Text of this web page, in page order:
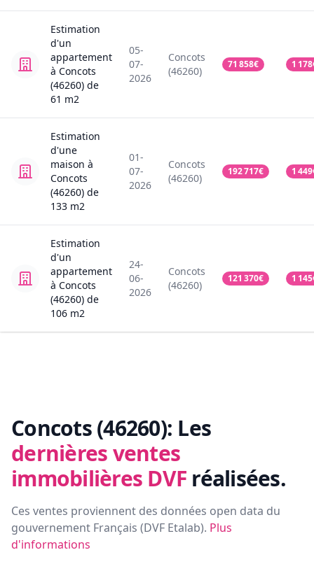
Estimation
d'un
appartement
à Concots
(46260) de
61 m2
05-
07-
2026
Concots
(46260)
71 858€ 1 178
Estimation
d'une
maison à
Concots
(46260) de
133 m2
01-
07-
2026
Concots
(46260)
192 717€ 1 449
Estimation
d'un
appartement
à Concots
(46260) de
106 m2
24-
06-
2026
Concots
(46260)
121 370€ 1 145
Concots (46260): Les
dernières ventes
immobilières DVF réalisées.
Ces ventes proviennent des données open data du
gouvernement Français (DVF Etalab). Plus
d'informations